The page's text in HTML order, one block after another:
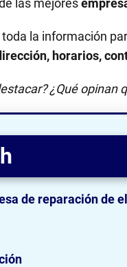
las mejores
la información
horarios,
¿Qué
de reparación de